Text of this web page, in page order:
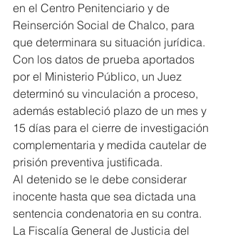
en el Centro Penitenciario y de
Reinserción Social de Chalco, para
que determinara su situación jurídica.
Con los datos de prueba aportados
por el Ministerio Público, un Juez
determinó su vinculación a proceso,
además estableció plazo de un mes y
15 días para el cierre de investigación
complementaria y medida cautelar de
prisión preventiva justificada.
Al detenido se le debe considerar
inocente hasta que sea dictada una
sentencia condenatoria en su contra.
La Fiscalía General de Justicia del